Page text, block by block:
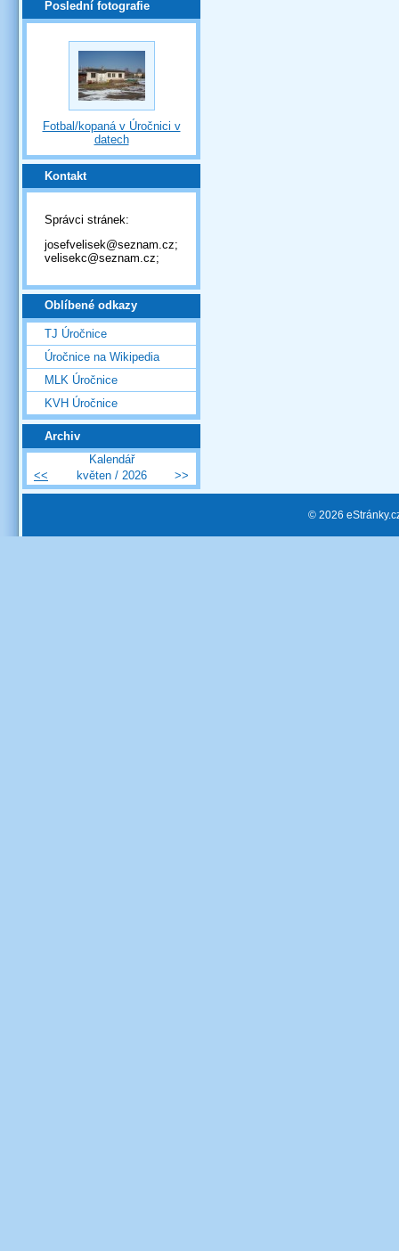
Poslední fotografie
Fotbal/kopaná v Úročnici v
datech
Kontakt
Správci stránek:
josefvelisek@seznam.cz;
velisekc@seznam.cz;
Oblíbené odkazy
TJ Úročnice
Úročnice na Wikipedia
MLK Úročnice
KVH Úročnice
Archiv
Kalendář
<<
květen / 2026 >>
© 2026